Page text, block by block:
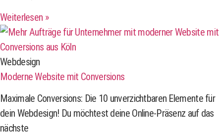
Weiterlesen »
Webdesign
Moderne Website mit Conversions
Maximale Conversions: Die 10 unverzichtbaren Elemente für
dein Webdesign! Du möchtest deine Online-Präsenz auf das
nächste